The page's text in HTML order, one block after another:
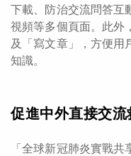
下載、防治交流問答互
視頻等多個頁面。此外
及「寫文章」，方便用
知識。
促進中外直接交
「全球新冠肺炎實戰